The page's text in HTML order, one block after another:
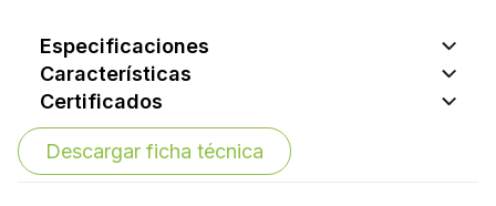
Especificaciones
Características
Certificados
Descargar ficha técnica